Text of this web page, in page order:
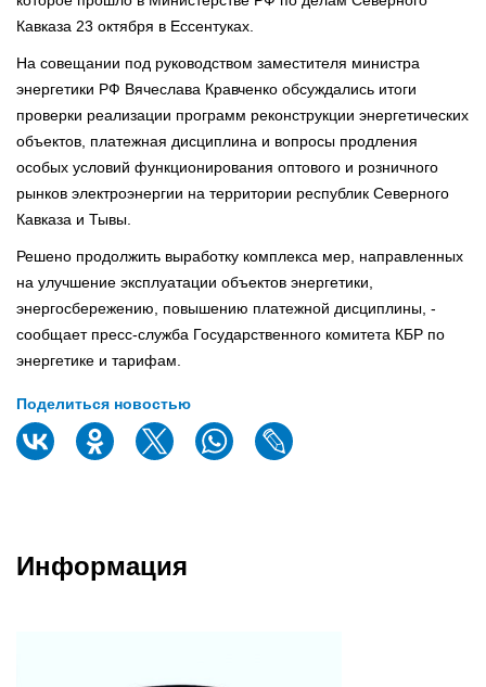
Кавказа 23 октября в Ессентуках.
На совещании под руководством заместителя министра
энергетики РФ Вячеслава Кравченко обсуждались итоги
проверки реализации программ реконструкции энергетических
объектов, платежная дисциплина и вопросы продления
особых условий функционирования оптового и розничного
рынков электроэнергии на территории республик Северного
Кавказа и Тывы.
Решено продолжить выработку комплекса мер, направленных
на улучшение эксплуатации объектов энергетики,
энергосбережению, повышению платежной дисциплины, -
сообщает пресс-служба Государственного комитета КБР по
энергетике и тарифам.
Поделиться новостью
Информация